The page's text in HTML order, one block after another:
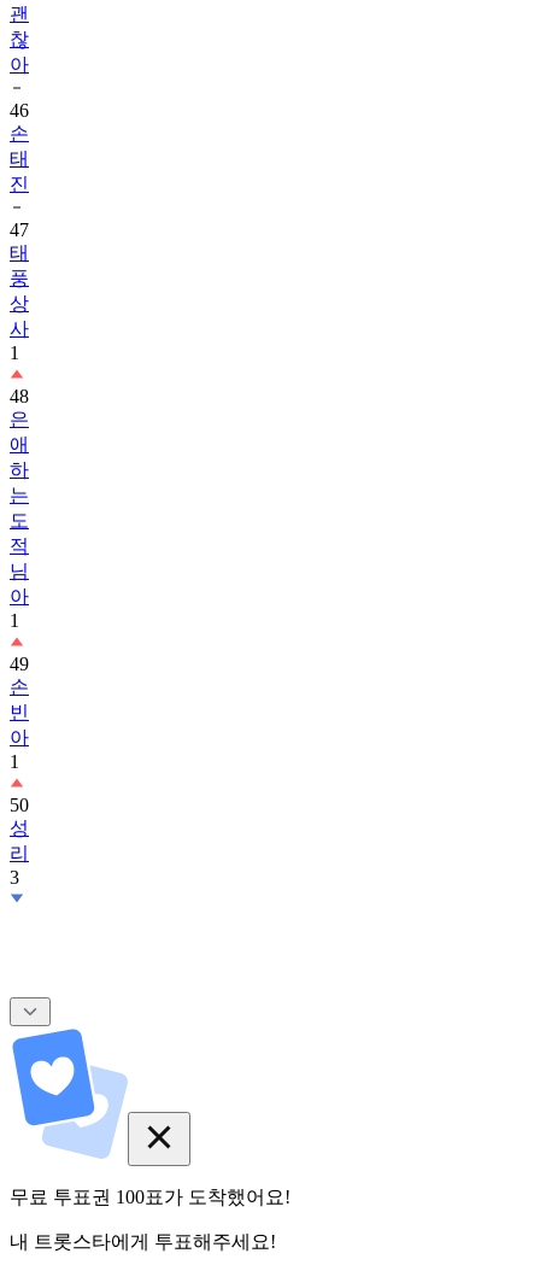
괜
찮
아
46
손
태
진
47
태
풍
상
사
1
48
은
애
하
는
도
적
님
아
1
49
손
빈
아
1
50
성
리
3
무료 투표권 100표가 도착했어요!
내 트롯스타에게 투표해주세요!